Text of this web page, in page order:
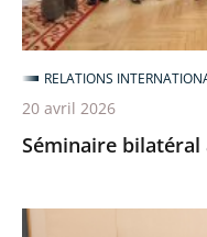
Séminaire bilatéral
RELATIONS
20 avril 2026
Rencontre